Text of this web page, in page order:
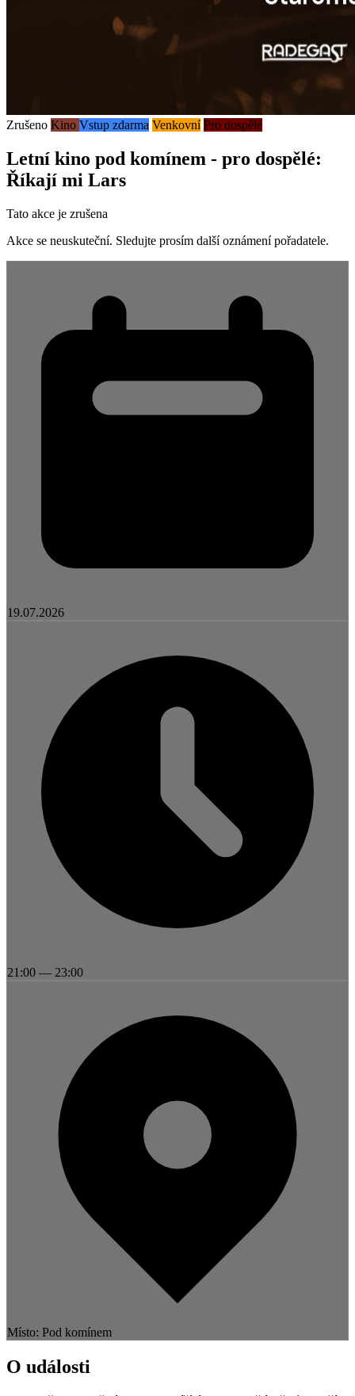
Zrušeno Kino Vstup zdarma Venkovní Pro dospělé
Letní kino pod komínem - pro dospělé:
Říkají mi Lars
Tato akce je zrušena
Akce se neuskuteční. Sledujte prosím další oznámení pořadatele.
19.07.2026
21:00 — 23:00
Místo: Pod komínem
O události